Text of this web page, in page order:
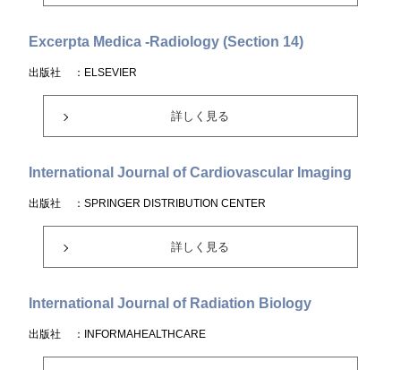
Excerpta Medica -Radiology (Section 14)
出版社 ：ELSEVIER
詳しく見る
International Journal of Cardiovascular Imaging
出版社 ：SPRINGER DISTRIBUTION CENTER
詳しく見る
International Journal of Radiation Biology
出版社 ：INFORMAHEALTHCARE